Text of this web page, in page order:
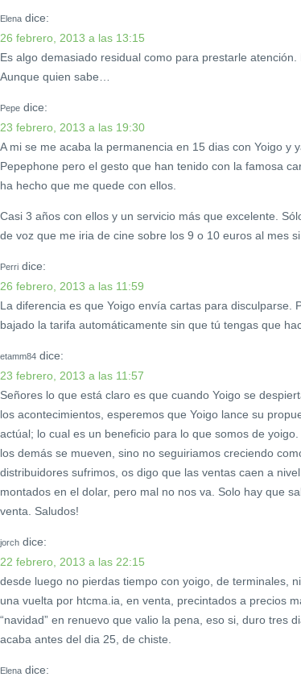
Elena dice:
26 febrero, 2013 a las 13:15
Es algo demasiado residual como para prestarle
Aunque quien sabe…
Pepe dice:
23 febrero, 2013 a las 19:30
A mi se me acaba la permanencia en 15 dias con Yoigo y
Pepephone pero el gesto que han tenido con la famosa
ha hecho que me quede con ellos.
Casi 3 años con ellos y un servicio más que excelente.
de voz que me iria de cine sobre los 9 o 10 euros al mes
Perri dice:
26 febrero, 2013 a las 11:59
La diferencia es que Yoigo envía cartas para disculparse.
bajado la tarifa automáticamente sin que tú tengas que
etamm84 dice:
23 febrero, 2013 a las 11:57
Señores lo que está claro es que cuando Yoigo se
los acontecimientos, esperemos que Yoigo lance su
actúal; lo cual es un beneficio para lo que somos de
los demás se mueven, sino no seguiriamos creciendo
distribuidores sufrimos, os digo que las ventas caen a
montados en el dolar, pero mal no nos va. Solo hay que
venta. Saludos!
jorch dice:
22 febrero, 2013 a las 22:15
desde luego no pierdas tiempo con yoigo, de terminales,
una vuelta por htcma.ia, en venta, precintados a precios
“navidad” en renuevo que valio la pena, eso si, duro tres
acaba antes del dia 25, de chiste.
Elena dice: